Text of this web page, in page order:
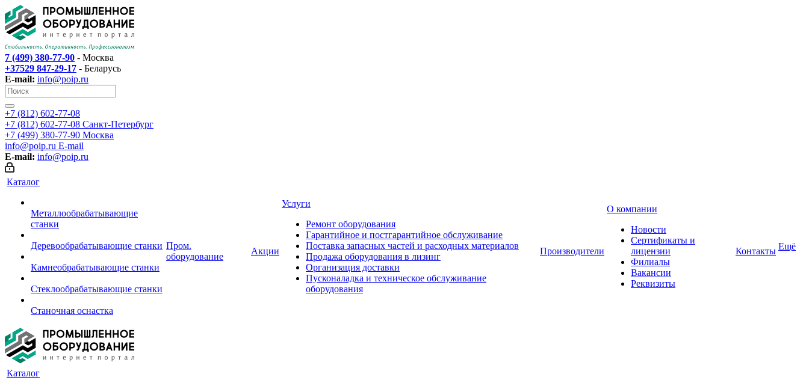
7 (499) 380-77-90 - Москва
+37529 847-29-17 - Беларусь
E-mail: info@poip.ru
+7 (812) 602-77-08
+7 (812) 602-77-08 Санкт-Петербург
+7 (499) 380-77-90 Москва
info@poip.ru E-mail
E-mail: info@poip.ru
Каталог
Металлообрабатывающие
станки
Деревообрабатывающие станки
Камнеобрабатывающие станки
Стеклообрабатывающие станки
Станочная оснастка
Пром.
оборудование
Акции
Услуги
Ремонт оборудования
Гарантийное и постгарантийное обслуживание
Поставка запасных частей и расходных материалов
Продажа оборудования в лизинг
Организация доставки
Пусконаладка и техническое обслуживание
оборудования
Производители
О компании
Новости
Сертификаты и
лицензии
Филиалы
Вакансии
Реквизиты
Контакты Ещё
Каталог